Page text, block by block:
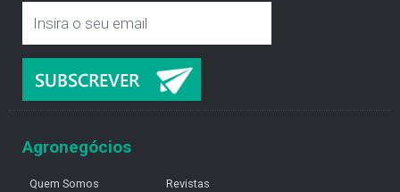
Agronegócios
Quem Somos
Revistas